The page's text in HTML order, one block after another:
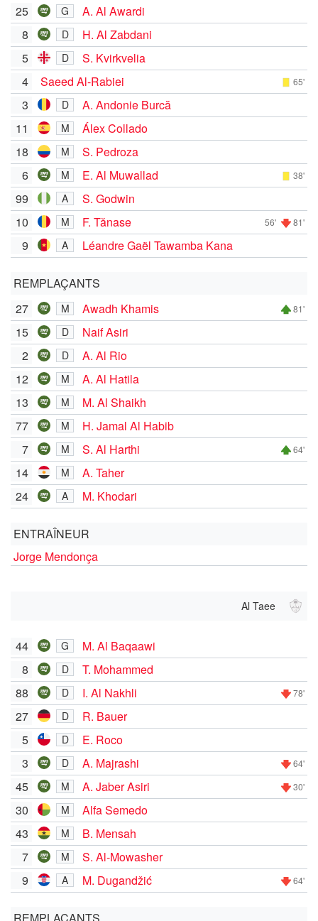
25 G
A. Al Awardi
8
D
H. Al Zabdani
5
D
S. Kvirkvelia
4
Saeed Al-Rabiei 65'
3 D
A. Andonie Burcă
11
M
Álex Collado
18
M
S. Pedroza
6
M E. Al Muwallad 38'
99 A
S. Godwin
10
M F. Tănase 56' 81'
9 A Léandre Gaël Tawamba Kana
REMPLAÇANTS
27
M Awadh Khamis 81'
15 D
Naif Asiri
2
D
A. Al Rio
12
M
A. Al Hatila
13
M
M. Al Shaikh
77
M
H. Jamal Al Habib
7
M S. Al Harthi 64'
14 M
A. Taher
24
A M. Khodari
ENTRAÎNEUR
Jorge Mendonça
Al Taee
44 G
M. Al Baqaawi
8
D
T. Mohammed
88
D I. Al Nakhli 78'
27 D
R. Bauer
5
D
E. Roco
3
D A. Majrashi 64'
45 M A. Jaber Asiri 30'
30 M
Alfa Semedo
43
M
B. Mensah
7
M
S. Al-Mowasher
9
A M. Dugandžić 64'
REMPLAÇANTS